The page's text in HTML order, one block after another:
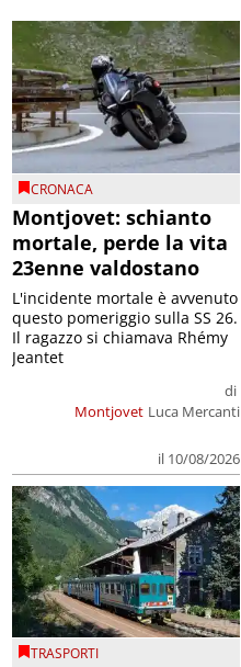
CRONACA
Montjovet: schianto
mortale, perde la vita
23enne valdostano
Montjovet
di
Luca Mercanti
il 10/08/2026
L'incidente mortale è avvenuto
questo pomeriggio sulla SS 26.
Il ragazzo si chiamava Rhémy
Jeantet
TRASPORTI